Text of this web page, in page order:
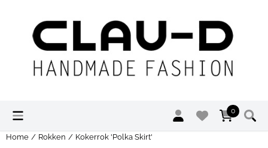
0
Home / Rokken / Kokerrok 'Polka Skirt'